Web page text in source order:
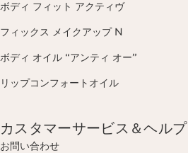
ボディ フィット アクティヴ
フィックス メイクアップ N
ボディ オイル “アンティ オー”
リップコンフォートオイル
カスタマーサービス＆ヘルプ
お問い合わせ